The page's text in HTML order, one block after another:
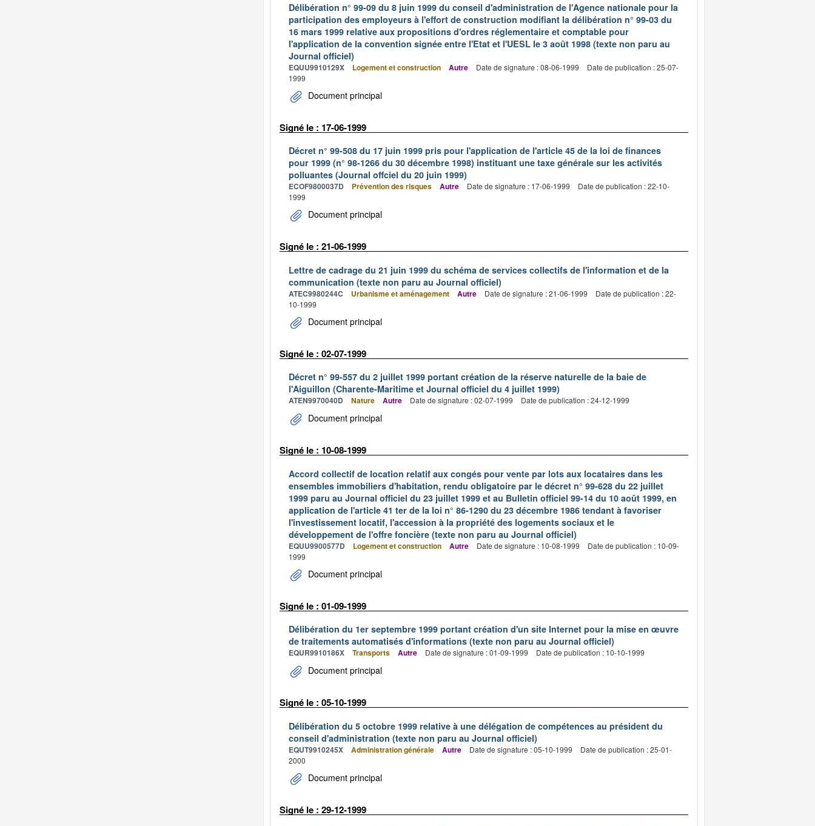
Délibération n° 99-09 du 8 juin 1999 du conseil d'administration de l'Agence nationale pour la
participation des employeurs à l'effort de construction modifiant la délibération n° 99-03 du
16 mars 1999 relative aux propositions d'ordres réglementaire et comptable pour
l'application de la convention signée entre l'Etat et l'UESL le 3 août 1998 (texte non paru au
Journal officiel)
EQUU9910129X Logement et construction Autre Date de signature : 08-06-1999
Date de publication : 25-07-
1999
Document principal
Signé le : 17-06-1999
Décret n° 99-508 du 17 juin 1999 pris pour l'application de l'article 45 de la loi de finances
pour 1999 (n° 98-1266 du 30 décembre 1998) instituant une taxe générale sur les activités
polluantes (Journal offciel du 20 juin 1999)
ECOF9800037D Prévention des risques Autre Date de signature : 17-06-1999
Date de publication : 22-10-
1999
Document principal
Signé le : 21-06-1999
Lettre de cadrage du 21 juin 1999 du schéma de services collectifs de l'information et de la
communication (texte non paru au Journal officiel)
ATEC9980244C Urbanisme et aménagement Autre Date de signature : 21-06-1999
Date de publication : 22-
10-1999
Document principal
Signé le : 02-07-1999
Décret n° 99-557 du 2 juillet 1999 portant création de la réserve naturelle de la baie de
l'Aiguillon (Charente-Maritime et Journal officiel du 4 juillet 1999)
ATEN9970040D Nature Autre Date de signature : 02-07-1999 Date de publication : 24-12-1999
Document principal
Signé le : 10-08-1999
Accord collectif de location relatif aux congés pour vente par lots aux locataires dans les
ensembles immobiliers d'habitation, rendu obligatoire par le décret n° 99-628 du 22 juillet
1999 paru au Journal officiel du 23 juillet 1999 et au Bulletin officiel 99-14 du 10 août 1999, en
application de l'article 41 ter de la loi n° 86-1290 du 23 décembre 1986 tendant à favoriser
l'investissement locatif, l'accession à la propriété des logements sociaux et le
développement de l'offre foncière (texte non paru au Journal officiel)
EQUU9900577D Logement et construction Autre Date de signature : 10-08-1999
Date de publication : 10-09-
1999
Document principal
Signé le : 01-09-1999
Délibération du 1er septembre 1999 portant création d'un site Internet pour la mise en œuvre
de traitements automatisés d'informations (texte non paru au Journal officiel)
EQUR9910186X Transports Autre Date de signature : 01-09-1999 Date de publication : 10-10-1999
Document principal
Signé le : 05-10-1999
Délibération du 5 octobre 1999 relative à une délégation de compétences au président du
conseil d'administration (texte non paru au Journal officiel)
EQUT9910245X Administration générale Autre Date de signature : 05-10-1999
Date de publication : 25-01-
2000
Document principal
Signé le : 29-12-1999